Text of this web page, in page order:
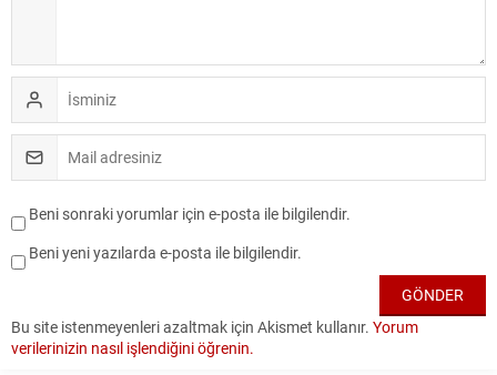
Beni sonraki yorumlar için e-posta ile bilgilendir.
Beni yeni yazılarda e-posta ile bilgilendir.
Bu site istenmeyenleri azaltmak için Akismet kullanır. Yorum
verilerinizin nasıl işlendiğini öğrenin.